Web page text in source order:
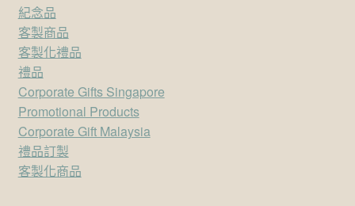
紀念品
客製商品
客製化禮品
禮品
Corporate Gifts Singapore
Promotional Products
Corporate Gift Malaysia
禮品訂製
客製化商品